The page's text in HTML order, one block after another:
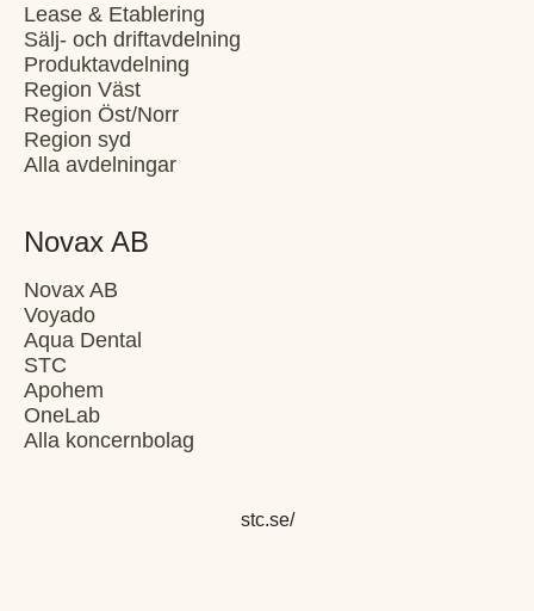
Lease & Etablering
Sälj- och driftavdelning
Produktavdelning
Region Väst
Region Öst/Norr
Region syd
Alla avdelningar
Novax AB
Novax AB
Voyado
Aqua Dental
STC
Apohem
OneLab
Alla koncernbolag
stc.se/